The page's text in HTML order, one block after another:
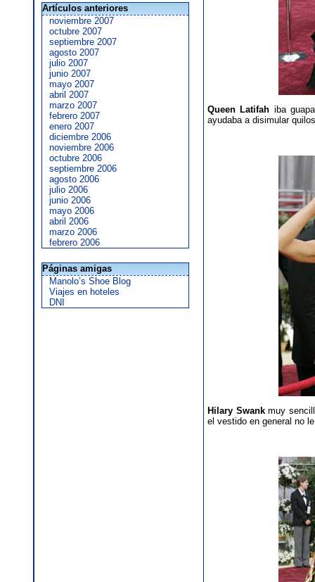
Artículos anteriores
noviembre 2007
octubre 2007
septiembre 2007
agosto 2007
julio 2007
junio 2007
mayo 2007
abril 2007
marzo 2007
febrero 2007
enero 2007
diciembre 2006
noviembre 2006
octubre 2006
septiembre 2006
agosto 2006
julio 2006
junio 2006
mayo 2006
abril 2006
marzo 2006
febrero 2006
Páginas amigas
Manolo’s Shoe Blog
Viajes en hoteles
DNI
Queen Latifah iba
ayudaba a disimular
Hilary Swankmuy
el vestido en general no